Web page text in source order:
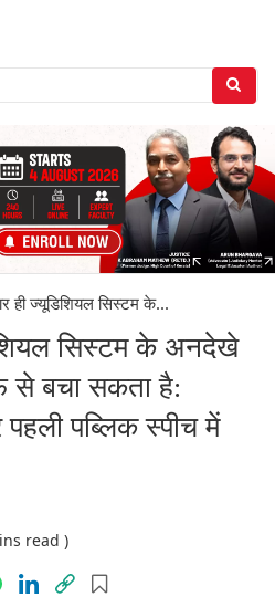
ही ज्यूडिशियल सिस्टम के...
सिस्टम के अनदेखे
से बचा सकता है:
पब्लिक स्पीच में
read )